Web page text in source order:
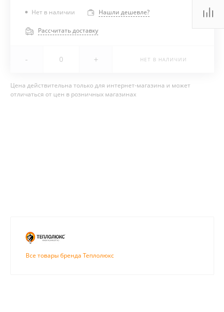
Нет в наличии Нашли дешевле?
Рассчитать доставку
- + НЕТ В НАЛИЧИИ
Цена действительна только для интернет-магазина и может
отличаться от цен в розничных магазинах
Все товары бренда Теплолюкс